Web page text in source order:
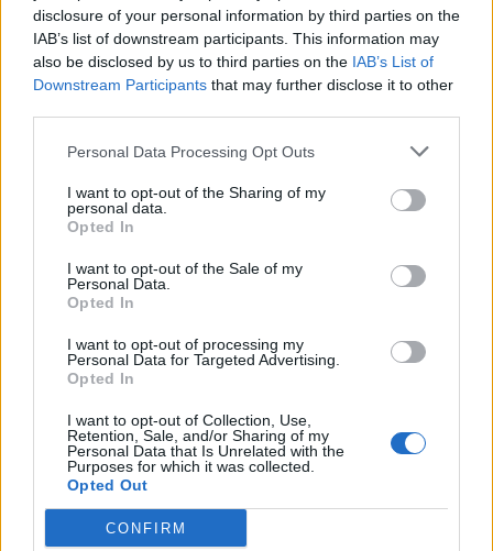
disclosure of your personal information by third parties on the
IAB’s list of downstream participants. This information may
also be disclosed by us to third parties on the IAB’s List of
Downstream Participants that may further disclose it to other
Personal Data Processing Opt Outs
I want to opt-out of the Sharing of my
personal data.
Opted In
I want to opt-out of the Sale of my
Personal Data.
Opted In
I want to opt-out of processing my
Personal Data for Targeted Advertising.
Opted In
I want to opt-out of Collection, Use,
Retention, Sale, and/or Sharing of my
Personal Data that Is Unrelated with the
Purposes for which it was collected.
Opted Out
CONFIRM
Στέφανος Κωνσταντινίδης: Τα πιο
χαρούμενα γενέθλια με τα δύο του παιδιά
στη θάλασσα
CELEBRITIES